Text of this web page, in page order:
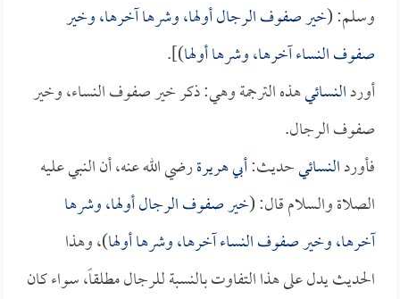
وسلم: (خير صفوف الرجال أولها، وشرها آخرها، وخير
صفوف النساء آخرها، وشرها أولها)].
أوردالنسائيهذه الترجمة وهي: ذكر خير صفوف النساء، وخير
صفوف الرجال.
فأوردالنسائيحديث:أبي هريرةرضي الله عنه، أن النبي عليه
الصلاة والسلام قال: (خير صفوف الرجال أولها، وشرها
آخرها، وخير صفوف النساء آخرها، وشرها أولها)، وهذا
الحديث يدل على هذا التفاوت بالنسبة للرجال مطلقاً، سواء كان